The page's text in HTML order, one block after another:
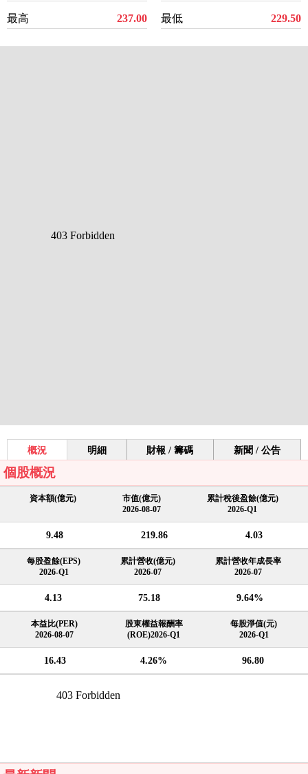
最高 237.00 最低 229.50
概況 明細 財報 / 籌碼 新聞 / 公告
個股概況
資本額(億元)
市值(億元)
2026-08-07
累計稅後盈餘(億元)
2026-Q1
9.48 219.86 4.03
每股盈餘(EPS)
2026-Q1
累計營收(億元)
2026-07
累計營收年成長率
2026-07
4.13 75.18 9.64%
本益比(PER)
2026-08-07
股東權益報酬率
(ROE)2026-Q1
每股淨值(元)
2026-Q1
16.43 4.26% 96.80